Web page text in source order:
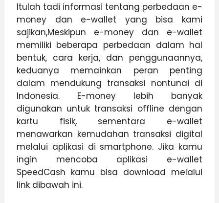
Itulah tadi informasi tentang perbedaan e-
money dan e-wallet yang bisa kami
sajikan,Meskipun e-money dan e-wallet
memiliki beberapa perbedaan dalam hal
bentuk, cara kerja, dan penggunaannya,
keduanya memainkan peran penting
dalam mendukung transaksi nontunai di
Indonesia. E-money lebih banyak
digunakan untuk transaksi offline dengan
kartu fisik, sementara e-wallet
menawarkan kemudahan transaksi digital
melalui aplikasi di smartphone. Jika kamu
ingin mencoba aplikasi e-wallet
SpeedCash kamu bisa download melalui
link dibawah ini.